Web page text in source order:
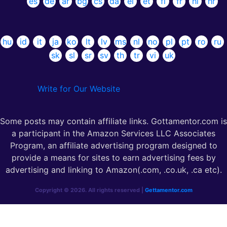
hu id it ja ko lt lv ms nl no pl pt ro
ru
sk
sl sr sv th tr vi uk
Write for Our Website
Some posts may contain affiliate links. Gottamentor.com is
a participant in the Amazon Services LLC Associates
Program, an affiliate advertising program designed to
provide a means for sites to earn advertising fees by
advertising and linking to Amazon(.com, .co.uk, .ca etc).
Copyright © 2026. All rights reserved | Gettamentor.com